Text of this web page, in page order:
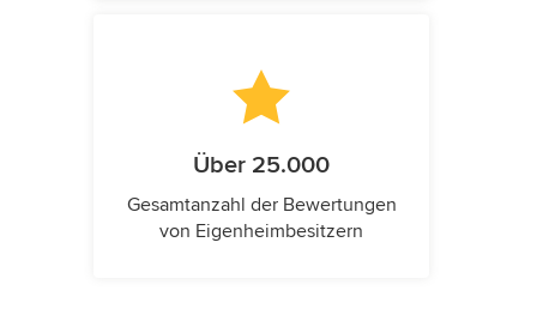
Über 25.000
Gesamtanzahl der Bewertungen
von Eigenheimbesitzern